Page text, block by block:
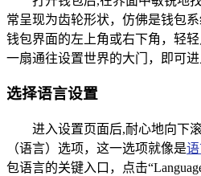
常呈现为齿轮形状，仿佛是钱包
钱包界面的左上角或右下角，轻
一扇通往设置世界的大门，即可进
选择语言设置
进入设置页面后,耐心地向下
（语言）选项，这一选项就像是
包语言的关键入口，点击